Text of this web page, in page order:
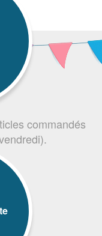
commandés